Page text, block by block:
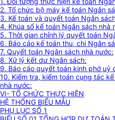
2. Tổ chức bộ máy kế toán Ngân
3. Kế toán và quyết toán Ngân
4. Khúa sổ kế toán Ngân sách nhà
5. Thời gian chỉnh lý quyết toán
6. Báo cáo kế toán thu, chi Ngân
7. Quyết toán Ngân sách nhà nước:
8. Xử lý kết dư Ngân sách:
9. Báo cáo quyết toán kinh phớ uỷ
10. Kiểm tra, kiểm toán cụng tác
nhà nước:
VI- TỔ CHỨC THỰC HIỆN
HỆ THỐNG BIỂU MẪU
PHỤ LỤC SỐ 1